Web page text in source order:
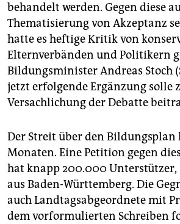
behandelt werden. Gegen diese
Thematisierung von Akzeptanz
hatte es heftige Kritik von
Elternverbänden und Politikern
Bildungsminister Andreas Stoch
jetzt erfolgende Ergänzung solle
Versachlichung der Debatte
Der Streit über den Bildungsplan
Monaten. Eine Petition gegen
hat knapp 200.000 Unterstützer,
aus Baden-Württemberg. Die
auch Landtagsabgeordnete mit
dem vorformulierten Schreiben